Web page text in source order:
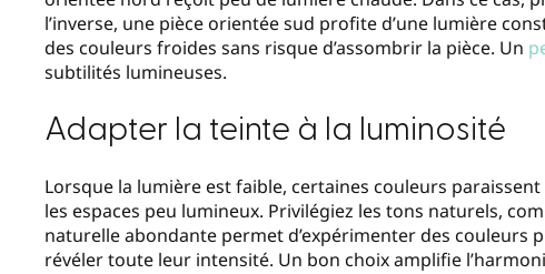
l’inverse, une pièce orientée sud profite d’une lumière
des couleurs froides sans risque d’assombrir la pièce. Un
subtilités lumineuses.
Adapter la teinte à la luminosité
Lorsque la lumière est faible, certaines couleurs
les espaces peu lumineux. Privilégiez les tons naturels,
naturelle abondante permet d’expérimenter des couleurs
révéler toute leur intensité. Un bon choix amplifie